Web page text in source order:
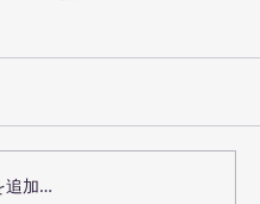
のデモサイトつ
追加…